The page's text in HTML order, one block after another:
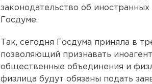
законодательство об
Госдуме.
Так, сегодня Госдума приняла в
позволяющий признавать
общественные объединения и
физлица будут обязаны подать